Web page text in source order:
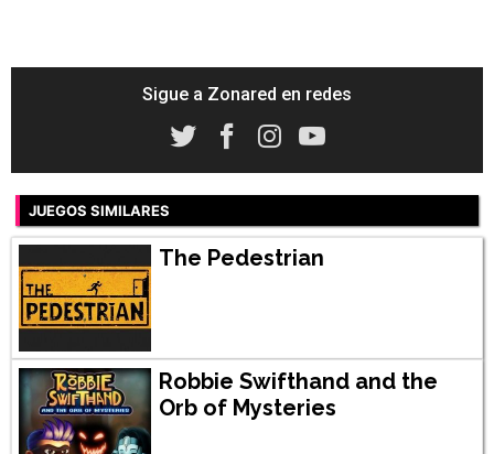
Sigue a Zonared en redes
JUEGOS SIMILARES
The Pedestrian
Robbie Swifthand and the
Orb of Mysteries